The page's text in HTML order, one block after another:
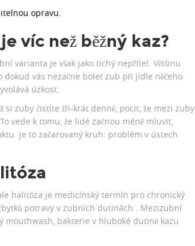
opravu.
víc než běžný kaz?
varianta je však jako tichý nepřítel. Většinu
vás nezačne bolet zub při jídle něčeho
úzkost.
zuby čistíte tři-krát denně, pocit, že mezi zuby
vede k tomu, že lidé začnou méně mluvit,
Je to začarovaný kruh: problém v ústech
halitóza je medicínský termín pro chronický
potravy v zubních dutinách . Mezizubní
mouthwash, bakterie v hluboké dutině kazu